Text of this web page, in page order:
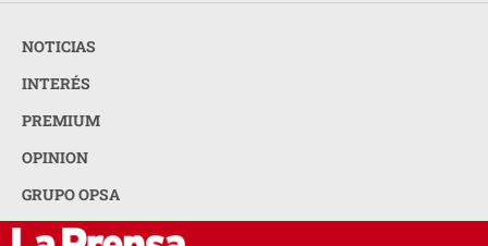
NOTICIAS
INTERÉS
PREMIUM
OPINION
GRUPO OPSA